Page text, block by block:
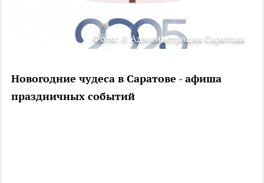
Фото: © Администрация Саратова
Новогодние чудеса в Саратове - афиша
праздничных событий